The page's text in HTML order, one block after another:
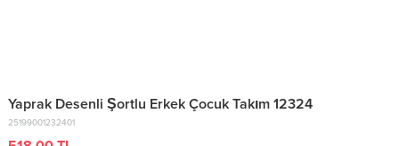
Yaprak Desenli Şortlu Erkek Çocuk Takım 12324
25199001232401